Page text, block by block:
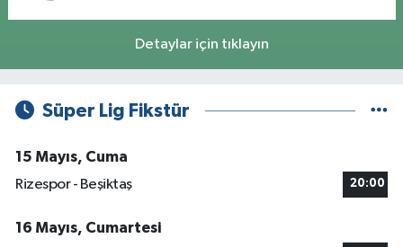
Detaylar için tıklayın
Süper Lig Fikstür
15 Mayıs, Cuma
Rizespor - Beşiktaş
20:00
16 Mayıs, Cumartesi